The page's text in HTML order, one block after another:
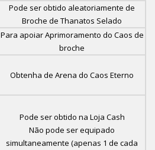
Pode ser obtido aleatoriamente de
Broche de Thanatos Selado
Para apoiar Aprimoramento do Caos de
broche
Obtenha de Arena do Caos Eterno
Pode ser obtido na Loja Cash
Não pode ser equipado
simultaneamente (apenas 1 de cada